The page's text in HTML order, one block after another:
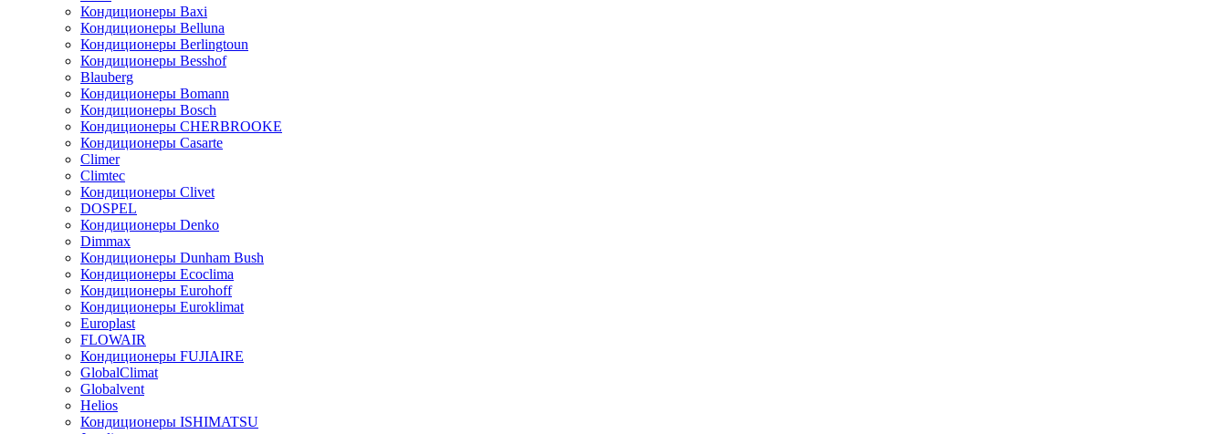
Кондиционеры Baxi
Кондиционеры Belluna
Кондиционеры Berlingtoun
Кондиционеры Besshof
Blauberg
Кондиционеры Bomann
Кондиционеры Bosch
Кондиционеры CHERBROOKE
Кондиционеры Casarte
Climer
Climtec
Кондиционеры Clivet
DOSPEL
Кондиционеры Denko
Dimmax
Кондиционеры Dunham Bush
Кондиционеры Ecoclima
Кондиционеры Eurohoff
Кондиционеры Euroklimat
Europlast
FLOWAIR
Кондиционеры FUJIAIRE
GlobalClimat
Globalvent
Helios
Кондиционеры ISHIMATSU